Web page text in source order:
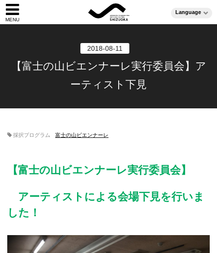
Language
2018-08-11
【富士の山ビエンナーレ実行委員会】ア
ーティスト下見
採択プログラム 富士の山ビエンナーレ
【富士の山ビエンナーレ実行委員会】
アーティストによる会場下見を行いま
した！